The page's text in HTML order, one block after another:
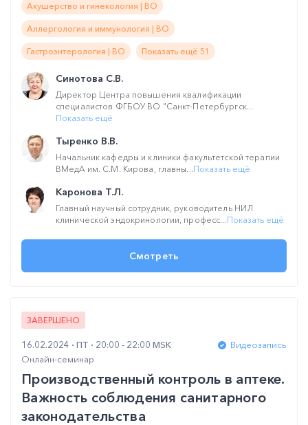
Акушерство и гинекология | ВО
Аллергология и иммунология | ВО
Гастроэнтерология | ВО Показать ещё 51
Синотова С.В.
Директор Центра повышения квалификации
специалистов ФГБОУ ВО "Санкт-Петербургск...
Показать ещё
Тыренко В.В.
Начальник кафедры и клиники факультетской терапии
ВМедА им. С.М. Кирова, главны...Показать ещё
Каронова Т.Л.
Главный научный сотрудник, руководитель НИЛ
клинической эндокринологии, професс... Показать ещё
Смотреть
ЗАВЕРШЕНО
16.02.2024 ПТ 20:00 - 22:00 MSK
Видеозапись
Онлайн-семинар
Производственный контроль в аптеке.
Важность соблюдения санитарного
законодательства